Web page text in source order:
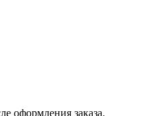
оформления заказа.